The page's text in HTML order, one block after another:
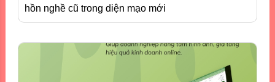
hồn nghề cũ trong diện mạo mới